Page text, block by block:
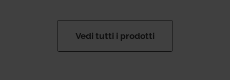
Vedi tutti i prodotti